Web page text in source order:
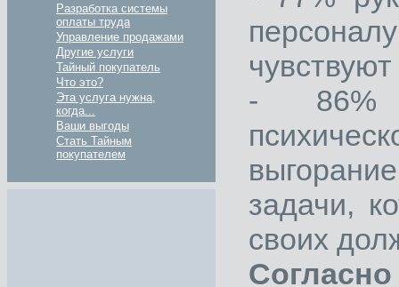
Разработка системы
оплаты труда
Управление продажами
Другие услуги
Тайный покупатель
Что это?
Эта услуга нужна,
когда...
Ваши выгоды
Стать Тайным
покупателем
- 86%
задачи,
своих